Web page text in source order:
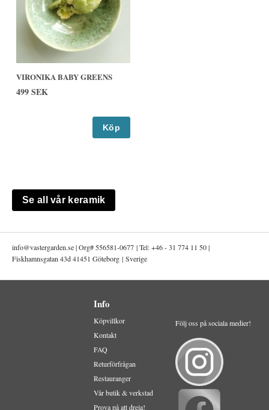
VIRONIKA BABY GREENS
499 SEK
Köp
Se all vår keramik
info@vastergarden.se | Org# 556581-0677 | Tel: +46 - 31 774 11 50 |
Fiskhamnsgatan 43d 41451 Göteborg | Sverige
Info
Köpvillkor
Kontakt
FAQ
Returförfrågan
Restauranger
Vår butik & verkstad
Prova på att dreja!
Följ oss på sociala medier!